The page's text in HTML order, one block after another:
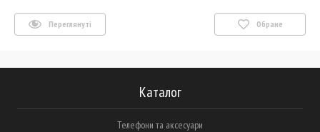
Переглянуті Обране
Каталог
Телефони та аксесуари